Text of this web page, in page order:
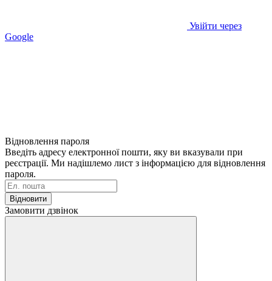
Увійти через
Google
Відновлення пароля
Введіть адресу електронної пошти, яку ви вказували при
реєстрації. Ми надішлемо лист з інформацією для відновлення
пароля.
Відновити
Замовити дзвінок